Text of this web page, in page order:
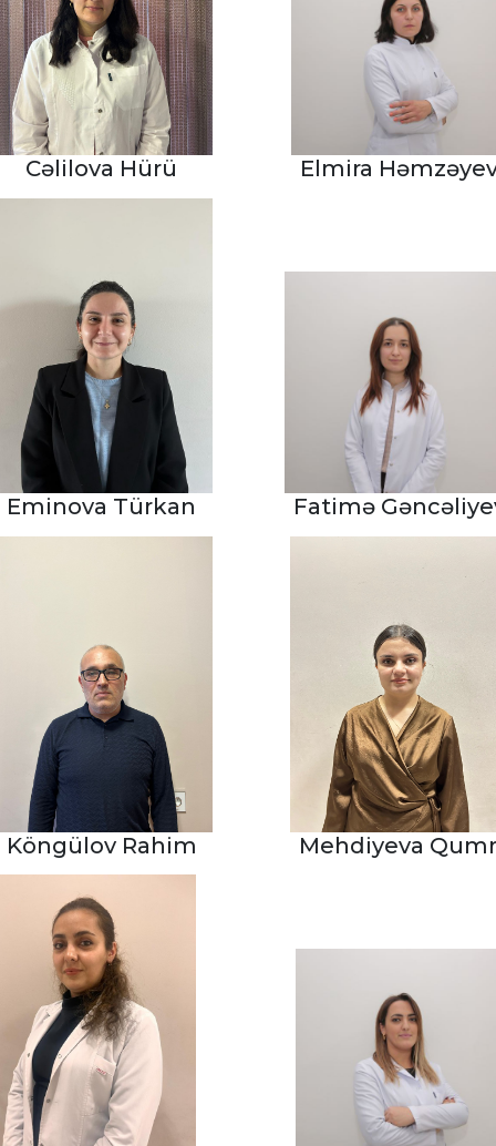
Cəlilova Hürü Elmira
Eminova Türkan Fatimə
Köngülov Rahim Mehdiyeva